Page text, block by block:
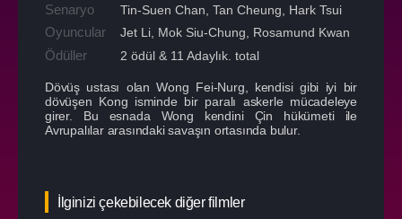
Senaryo Tin-Suen Chan, Tan Cheung, Hark Tsui
Oyuncular Jet Li Mok Siu-Chung Rosamund Kwan
Ödüller 2 ödül & 11 Adaylık. total
Dövüş ustası olan Wong Fei-Nurg, kendisi gibi iyi bir
dövüşen Kong isminde bir paralı askerle mücadeleye
girer. Bu esnada Wong kendini Çin hükümeti ile
Avrupalılar arasındaki savaşın ortasında bulur.
İlginizi çekebilecek diğer filmler